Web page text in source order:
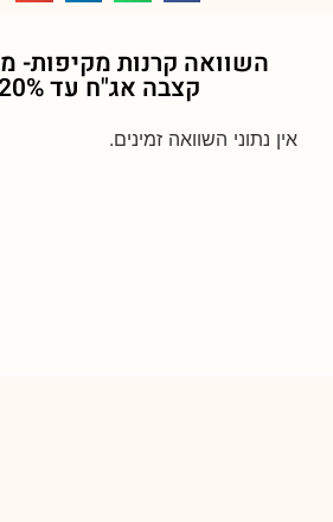
השוואה קרנות מקיפות-
קצבה אג"ח עד 20% מניות
אין נתוני השוואה זמינים.